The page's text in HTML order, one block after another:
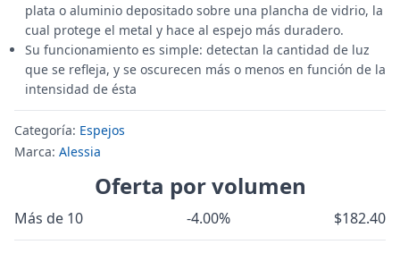
plata o aluminio depositado sobre una plancha de vidrio, la
cual protege el metal y hace al espejo más duradero.
Su funcionamiento es simple: detectan la cantidad de luz
que se refleja, y se oscurecen más o menos en función de la
intensidad de ésta
Categoría: Espejos
Marca: Alessia
Oferta por volumen
Más de 10 -4.00% $182.40